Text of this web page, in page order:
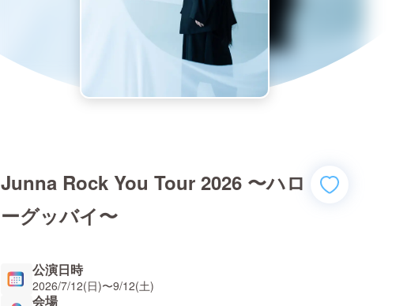
Junna Rock You Tour 2026 〜ハロ
ーグッバイ〜
公演日時
2026/7/12(日)〜9/12(土)
会場